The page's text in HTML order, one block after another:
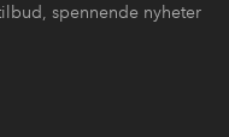
spennende nyheter